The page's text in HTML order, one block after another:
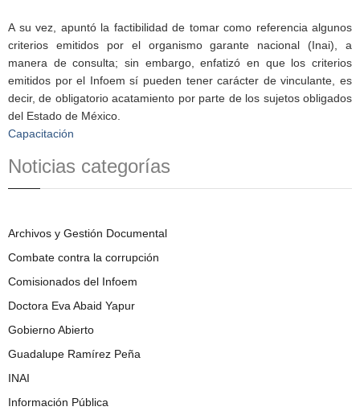
A su vez, apuntó la factibilidad de tomar como referencia algunos
criterios emitidos por el organismo garante nacional (Inai), a
manera de consulta; sin embargo, enfatizó en que los criterios
emitidos por el Infoem sí pueden tener carácter de vinculante, es
decir, de obligatorio acatamiento por parte de los sujetos obligados
del Estado de México.
Capacitación
Noticias categorías
Archivos y Gestión Documental
Combate contra la corrupción
Comisionados del Infoem
Doctora Eva Abaid Yapur
Gobierno Abierto
Guadalupe Ramírez Peña
INAI
Información Pública